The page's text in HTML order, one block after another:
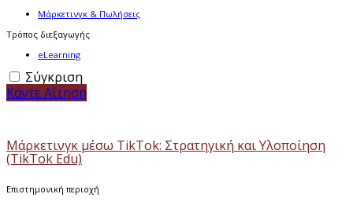
Μάρκετινγκ & Πωλήσεις
Τρόπος διεξαγωγής
eLearning
Σύγκριση
Κάντε Αίτηση
Μάρκετινγκ μέσω TikTok: Στρατηγική και Υλοποίηση
(TikTok Edu)
Επιστημονική περιοχή